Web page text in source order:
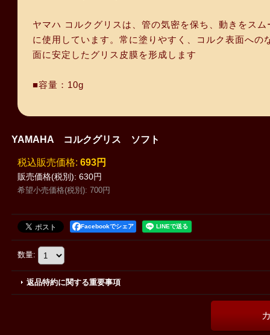
ヤマハ コルクグリスは、管の気密を保ち、動きをス
に使用しています。常に塗りやすく、コルク表面へ
面に安定したグリス皮膜を形成します
■容量：10g
YAMAHA コルクグリス ソフト
販売価格(税別): 630円
税込 : 693円
希望小売価格(税別): 700円
Facebookでシェア
数量:
返品特約に関する重要事項